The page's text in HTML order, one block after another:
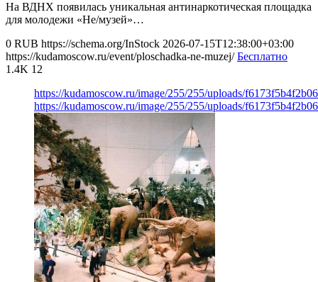
На ВДНХ появилась уникальная антинаркотическая площадка
для молодежи «Не/музей»…
0 RUB https://schema.org/InStock 2026-07-15T12:38:00+03:00
https://kudamoscow.ru/event/ploschadka-ne-muzej/ Бесплатно
1.4K 12
https://kudamoscow.ru/image/255/255/uploads/
https://kudamoscow.ru/image/255/255/uploads/